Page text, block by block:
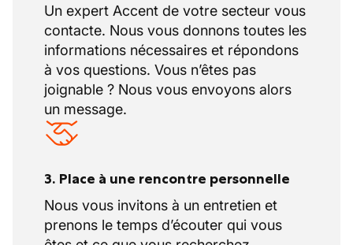
Un expert Accent de votre secteur vous
contacte. Nous vous donnons toutes les
informations nécessaires et répondons
à vos questions. Vous n’êtes pas
joignable ? Nous vous envoyons alors
un message.
3. Place à une rencontre personnelle
Nous vous invitons à un entretien et
prenons le temps d’écouter qui vous